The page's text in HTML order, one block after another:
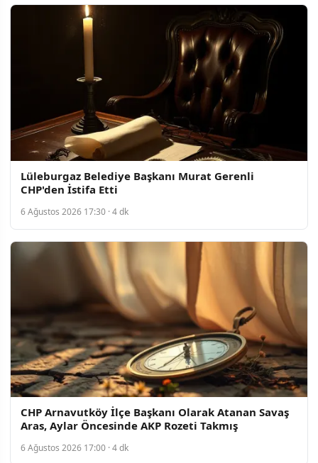
Lüleburgaz Belediye Başkanı Murat Gerenli
CHP'den İstifa Etti
6 Ağustos 2026 17:30 · 4 dk
CHP Arnavutköy İlçe Başkanı Olarak Atanan Savaş
Aras, Aylar Öncesinde AKP Rozeti Takmış
6 Ağustos 2026 17:00 · 4 dk